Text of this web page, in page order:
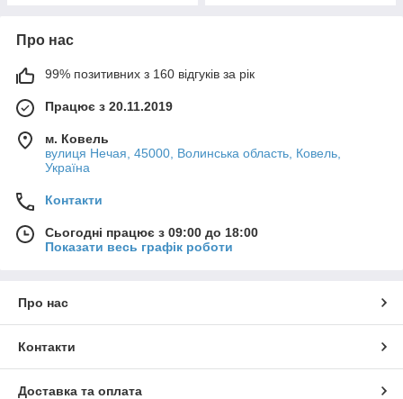
Про нас
99% позитивних з 160 відгуків за рік
Працює з 20.11.2019
м. Ковель
вулиця Нечая, 45000, Волинська область, Ковель,
Україна
Контакти
Сьогодні працює з 09:00 до 18:00
Показати весь графік роботи
Про нас
Контакти
Доставка та оплата